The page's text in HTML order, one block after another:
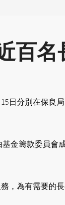
百名
日分別在保
金籌款委員
為有需要的